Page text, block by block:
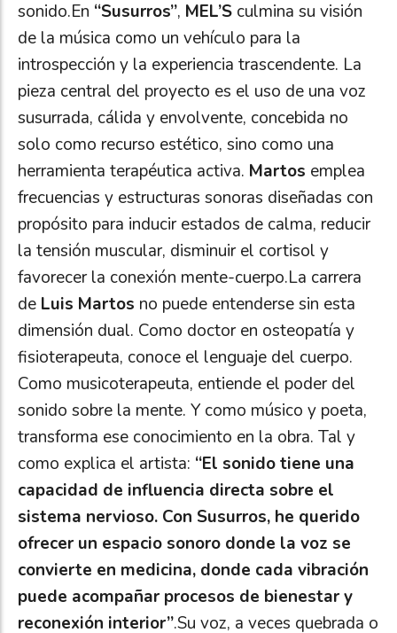
sonido.En “Susurros”, MEL’S culmina su visión
de la música como un vehículo para la
introspección y la experiencia trascendente. La
pieza central del proyecto es el uso de una voz
susurrada, cálida y envolvente, concebida no
solo como recurso estético, sino como una
herramienta terapéutica activa. Martos emplea
frecuencias y estructuras sonoras diseñadas con
propósito para inducir estados de calma, reducir
la tensión muscular, disminuir el cortisol y
favorecer la conexión mente-cuerpo.La carrera
de Luis Martos no puede entenderse sin esta
dimensión dual. Como doctor en osteopatía y
fisioterapeuta, conoce el lenguaje del cuerpo.
Como musicoterapeuta, entiende el poder del
sonido sobre la mente. Y como músico y poeta,
transforma ese conocimiento en la obra. Tal y
como explica el artista: “El sonido tiene una
capacidad de influencia directa sobre el
sistema nervioso. Con Susurros, he querido
ofrecer un espacio sonoro donde la voz se
convierte en medicina, donde cada vibración
puede acompañar procesos de bienestar y
reconexión interior”.Su voz, a veces quebrada o